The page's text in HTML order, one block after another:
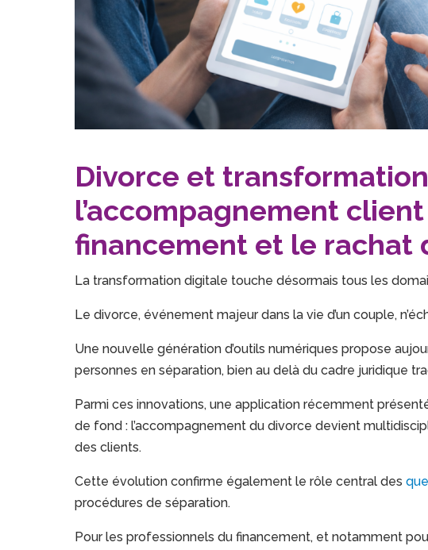
Divorce et
l’accompagnement
financement et le rachat
La transformation digitale touche désormais tous les
Le divorce, événement majeur dans la vie d’un couple,
Une nouvelle génération d’outils numériques propose
personnes en séparation, bien au delà du cadre juridique
Parmi ces innovations, une application récemment
de fond : l’accompagnement du divorce devient
des clients.
Cette évolution confirme également le rôle central des
procédures de séparation.
Pour les professionnels du financement, et notamment